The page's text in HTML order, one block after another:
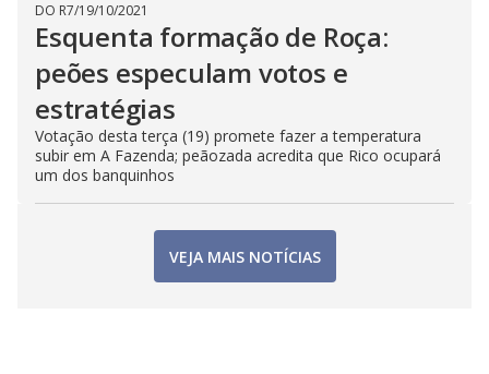
DO R7/19/10/2021
Esquenta formação de Roça:
peões especulam votos e
estratégias
Votação desta terça (19) promete fazer a temperatura
subir em A Fazenda; peãozada acredita que Rico ocupará
um dos banquinhos
VEJA MAIS NOTÍCIAS